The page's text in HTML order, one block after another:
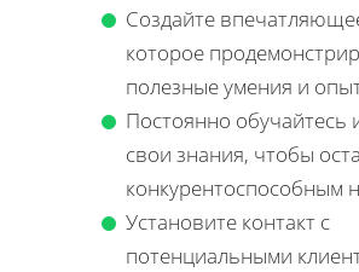
Создайте
которое
полезные умения и
Постоянно обучайтесь
свои знания, чтобы
конкурентоспособным
Установите контакт с
потенциальными